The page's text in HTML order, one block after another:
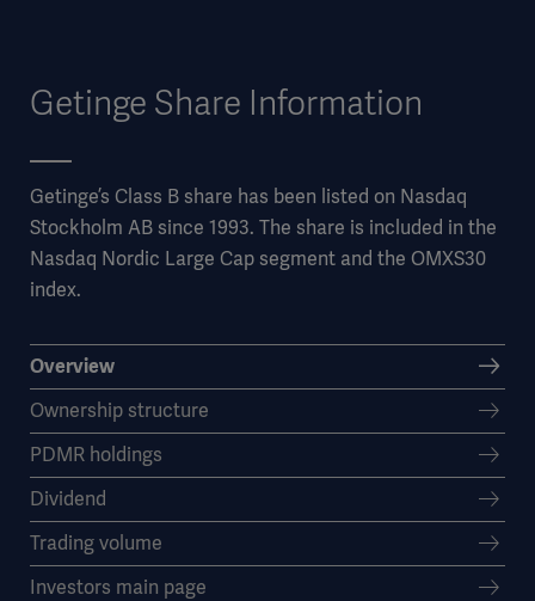
Getinge Share Information
Getinge’s Class B share has been listed on Nasdaq
Stockholm AB since 1993. The share is included in the
Nasdaq Nordic Large Cap segment and the OMXS30
index.
Overview
Ownership structure
PDMR holdings
Dividend
Trading volume
Investors main page